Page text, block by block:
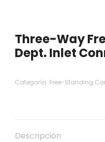
Three-Way
Dept. Inlet
Categoría: Free-Standing
Descripción